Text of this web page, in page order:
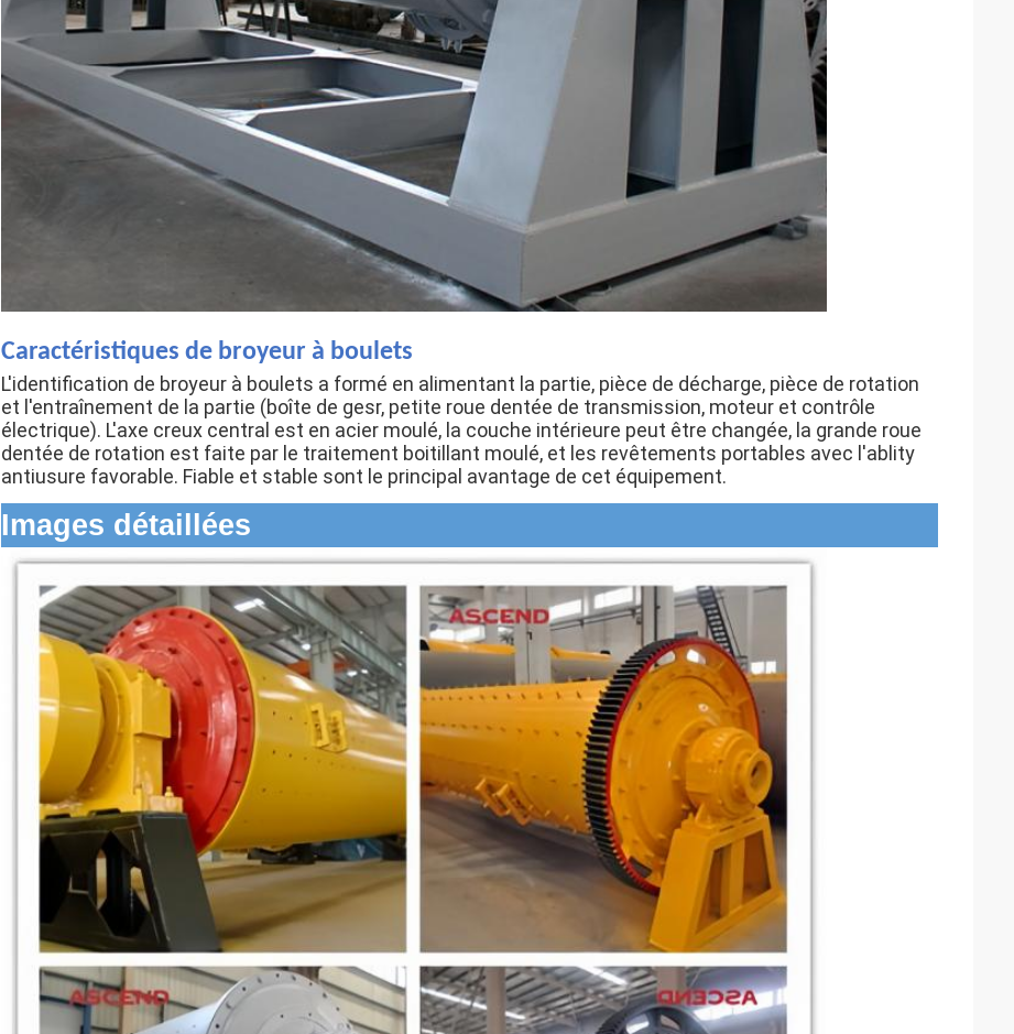
Caractéristiques de broyeur à boulets
L'identification de broyeur à boulets a formé en alimentant la partie, pièce de décharge, pièce de rotation
et l'entraînement de la partie (boîte de gesr, petite roue dentée de transmission, moteur et contrôle
électrique). L'axe creux central est en acier moulé, la couche intérieure peut être changée, la grande roue
dentée de rotation est faite par le traitement boitillant moulé, et les revêtements portables avec l'ablity
antiusure favorable. Fiable et stable sont le principal avantage de cet équipement.
Images détaillées